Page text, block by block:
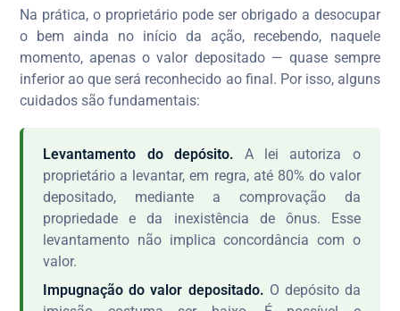
Na prática, o proprietário pode ser obrigado a desocupar
o bem ainda no início da ação, recebendo, naquele
momento, apenas o valor depositado — quase sempre
inferior ao que será reconhecido ao final. Por isso, alguns
cuidados são fundamentais:
Levantamento do depósito. A lei autoriza o
proprietário a levantar, em regra, até 80% do valor
depositado, mediante a comprovação da
propriedade e da inexistência de ônus. Esse
levantamento não implica concordância com o
valor.
Impugnação do valor depositado. O depósito da